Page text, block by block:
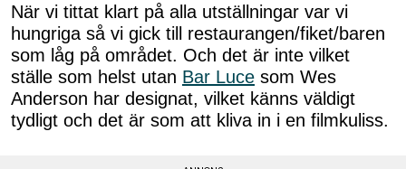
När vi tittat klart på alla utställningar var vi
hungriga så vi gick till restaurangen/fiket/baren
som låg på området. Och det är inte vilket
ställe som helst utan Bar Luce som Wes
Anderson har designat, vilket känns väldigt
tydligt och det är som att kliva in i en filmkuliss.